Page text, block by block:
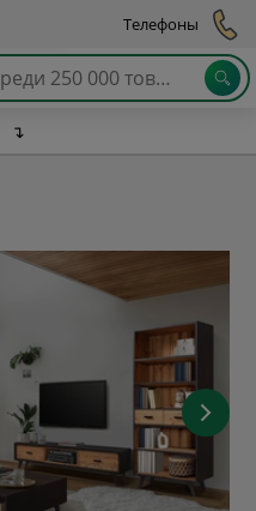
Телефоны
↴